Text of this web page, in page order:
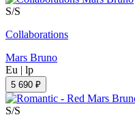
S/S
Collaborations
Mars Bruno
Eu | lp
5 690 ₽
S/S